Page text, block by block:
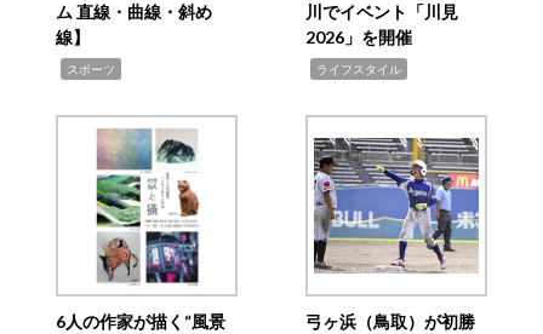
ム 直線・曲線・斜め
線】
スポーツ
川でイベント「川見
2026」を開催
ライフスタイル
6人の作家が描く“風景
弓ヶ浜（鳥取）が初勝